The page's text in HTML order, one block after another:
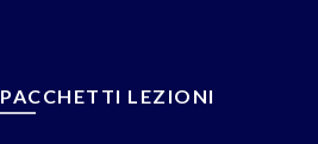
PACCHETTI LEZIONI